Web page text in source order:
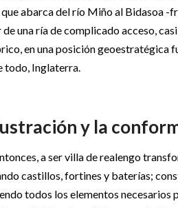
abarca del río Miño al Bidasoa -
una ría de complicado acceso,
en una posición geoestratégica
todo, Inglaterra.
y la
a ser villa de realengo
castillos, fortines y baterías;
todos los elementos necesarios